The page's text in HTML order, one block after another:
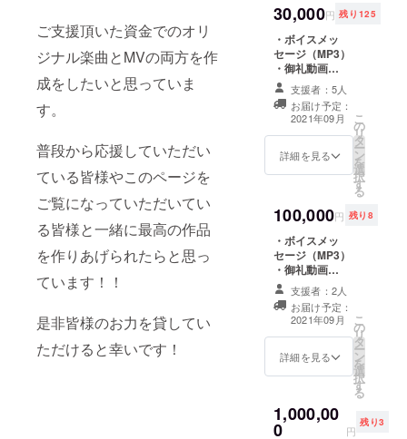
ご支援頂いた資金でのオリ
ジナル楽曲とMVの両方を作
成をしたいと思っていま
す。
普段から応援していただい
ている皆様やこのページを
ご覧になっていただいてい
る皆様と一緒に最高の作品
を作りあげられたらと思っ
ています！！
是非皆様のお力を貸してい
ただけると幸いです！
30,000円 残り125
・ボイスメッ
セージ（MP3）
・御礼動画
（MP4） ※御礼
動画用にあなた
のお名前を備考
欄に記載下さ
い。
支援者：5人
お届け予定：
2021年09月
詳細を見る
こ
の
リ
タ
ー
ン
を
選
択
す
る
100,000円 残り8
・ボイスメッ
セージ（MP3）
・御礼動画
（MP4） ・あな
たへの直筆お手
紙 ※御礼動画
用、お手紙用に
あなたのお名前
を備考欄に記載
支援者：2人
お届け予定：
2021年09月
詳細を見る
こ
の
リ
タ
ー
ン
を
選
択
す
る
1,000,00
0 円
残り3